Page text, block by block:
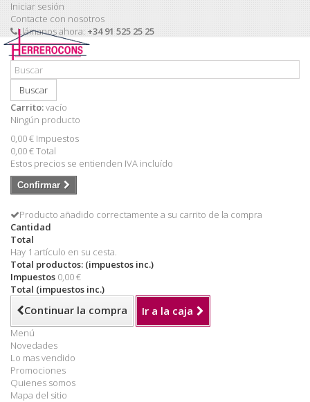
Iniciar sesión
Contacte con nosotros
Llámanos ahora: +34 91 525 25 25
Buscar
Carrito:vacío
Ningún producto
0,00 € Impuestos
0,00 €Total
Estos precios se entienden IVA incluído
Confirmar
Producto añadido correctamente a su carrito de la compra
Cantidad
Total
Hay 1 artículo en su cesta.
Total productos: (impuestos inc.)
Impuestos 0,00 €
Total (impuestos inc.)
Continuar la compra Ir a la caja
Menú
Novedades
Lo mas vendido
Promociones
Quienes somos
Mapa del sitio